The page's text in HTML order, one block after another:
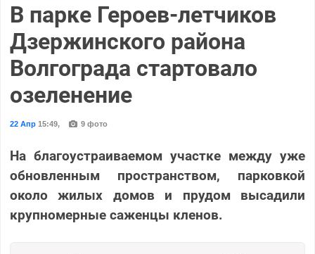
В парке Героев-летчиков
Дзержинского района
Волгограда стартовало
озеленение
22 Апр15:49, 9 фото
На благоустраиваемом участке между уже
обновленным пространством, парковкой
около жилых домов и прудом высадили
крупномерные саженцы кленов.